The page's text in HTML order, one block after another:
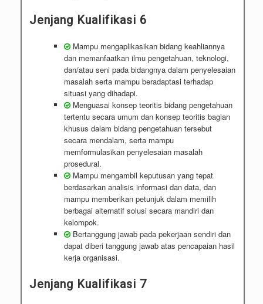
Jenjang Kualifikasi 6
Mampu mengaplikasikan bidang keahliannya
dan memanfaatkan ilmu pengetahuan, teknologi,
dan/atau seni pada bidangnya dalam penyelesaian
masalah serta mampu beradaptasi terhadap
situasi yang dihadapi.
Menguasai konsep teoritis bidang pengetahuan
tertentu secara umum dan konsep teoritis bagian
khusus dalam bidang pengetahuan tersebut
secara mendalam, serta mampu
memformulasikan penyelesaian masalah
prosedural.
Mampu mengambil keputusan yang tepat
berdasarkan analisis informasi dan data, dan
mampu memberikan petunjuk dalam memilih
berbagai alternatif solusi secara mandiri dan
kelompok.
Bertanggung jawab pada pekerjaan sendiri dan
dapat diberi tanggung jawab atas pencapaian hasil
kerja organisasi.
Jenjang Kualifikasi 7